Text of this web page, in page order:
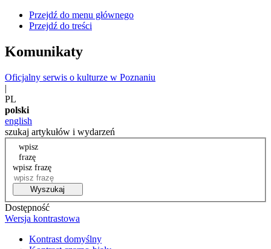
Przejdź do menu głównego
Przejdź do treści
Komunikaty
Oficjalny serwis o kulturze w Poznaniu
|
PL
polski
english
szukaj artykułów i wydarzeń
wpisz
frazę
wpisz frazę
Wyszukaj
Dostępność
Wersja kontrastowa
Kontrast domyślny